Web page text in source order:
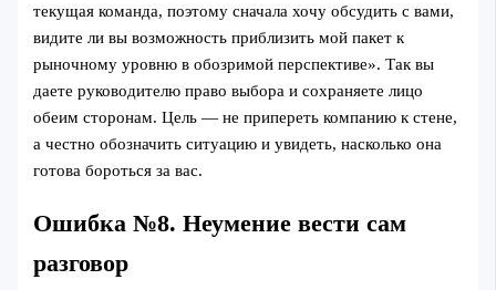
текущая команда, поэтому сначала хочу обсудить с вами,
видите ли вы возможность приблизить мой пакет к
рыночному уровню в обозримой перспективе». Так вы
даете руководителю право выбора и сохраняете лицо
обеим сторонам. Цель — не припереть компанию к стене,
а честно обозначить ситуацию и увидеть, насколько она
готова бороться за вас.
Ошибка №8. Неумение вести сам
разговор